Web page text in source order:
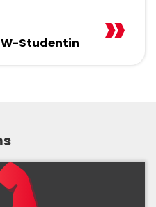
Studentin